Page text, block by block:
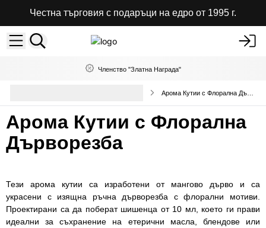
Честна търговия с подаръци на едро от 1995 г.
Членство "Златна Награда"
Арома Кутии с Флорална
Дърворезба
Тези арома кутии са изработени от мангово дърво и са
украсени с изящна ръчна дърворезба с флорални мотиви.
Проектирани са да поберат шишенца от 10 мл, което ги прави
идеални за съхранение на етерични масла, блендове или